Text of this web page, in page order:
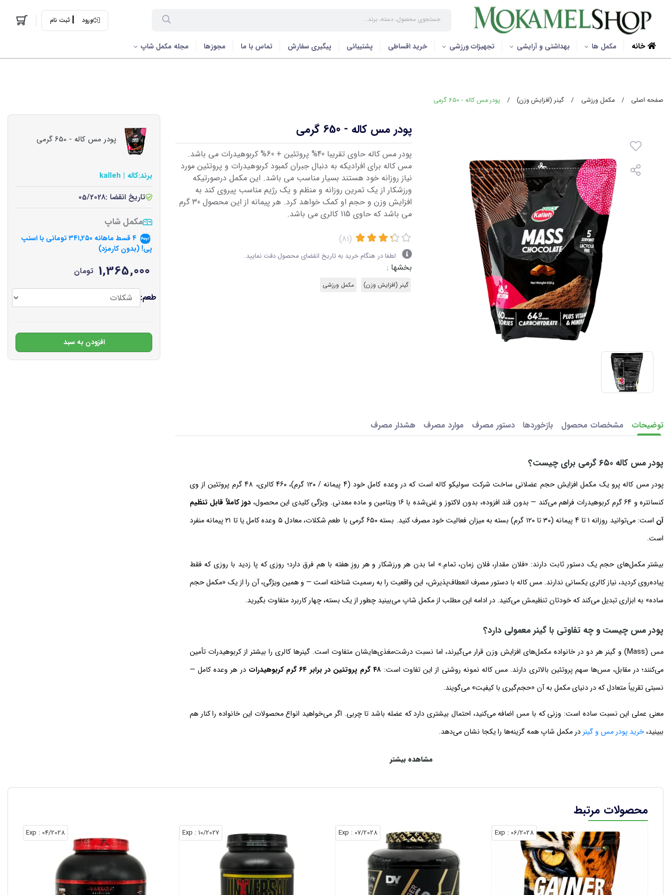
ورود ثبت نام
خانه مکمل ها بهداشتی و آرایشی تجهیزات ورزشی خرید اقساطی پشتیبانی پیگیری سفارش تماس با ما مجوزها مجله مکمل شاپ
صفحه اصلی / مکمل ورزشی / گینر (افزایش وزن) / پودر مس کاله - 650 گرمی
پودر مس کاله - 650 گرمی
پودر مس کاله حاوی تقریبا 40% پروتئین + 60% کربوهیدرات می باشد.
مس کاله برای افرادیکه به دنبال جبران کمبود کربوهیدرات و پروتئین مورد
نیاز روزانه خود هستند بسیار مناسب می باشد. این مکمل درصورتیکه
ورزشکار از یک تمرین روزانه و منظم و یک رژیم مناسب پیروی کند به
افزایش وزن و حجم او کمک خواهد کرد. هر پیمانه از این محصول 30 گرم
می باشد که حاوی 115 کالری می باشد.
(81)
لطفا در هنگام خرید به تاریخ انقضای محصول دقت نمایید.
بخشها :
گینر (افزایش وزن) مکمل ورزشی
توضیحات مشخصات محصول بازخوردها دستور مصرف موارد مصرف هشدار مصرف
پودر مس کاله ۶۵۰ گرمی برای چیست؟
پودر مس کاله پرو یک مکمل افزایش حجم عضلانی ساخت شرکت سولیکو کاله است که در وعده کامل خود (۴ پیمانه / ۱۲۰ گرم)، ۴۶۰ کالری، ۴۸ گرم پروتئین از وی
کنسانتره و ۶۴ گرم کربوهیدرات فراهم می‌کند — بدون قند افزوده، بدون لاکتوز و غنی‌شده با ۱۶ ویتامین و ماده معدنی. ویژگی کلیدی این محصول،
دوز کاملاً قابل تنظیم
آن
است: می‌توانید روزانه ۱ تا ۴ پیمانه (۳۰ تا ۱۲۰ گرم) بسته به میزان فعالیت خود مصرف کنید. بسته ۶۵۰ گرمی با طعم شکلات، معادل ۵ وعده کامل یا تا ۲۱ پیمانه منفرد
است.
بیشتر مکمل‌های حجم یک دستور ثابت دارند: «فلان مقدار، فلان زمان، تمام.» اما بدن هر ورزشکار و هر روزِ هفته با هم فرق دارد؛ روزی که پا زدید با روزی که فقط
پیاده‌روی کردید، نیاز کالری یکسانی ندارند. مس کاله با دستور مصرف انعطاف‌پذیرش، این واقعیت را به رسمیت شناخته است — و همین ویژگی، آن را از یک «مکمل حجم
ساده» به ابزاری تبدیل می‌کند که خودتان تنظیمش می‌کنید. در ادامه این مطلب از مکمل شاپ می‌بینید چطور از یک بسته، چهار کاربرد متفاوت بگیرید.
پودر مس چیست و چه تفاوتی با گینر معمولی دارد؟
مس (Mass) و گینر هر دو در خانواده مکمل‌های افزایش وزن قرار می‌گیرند، اما نسبت درشت‌مغذی‌هایشان متفاوت است. گینرها کالری را بیشتر از کربوهیدرات تأمین
می‌کنند؛ در مقابل، مس‌ها سهم پروتئین بالاتری دارند. مس کاله نمونه روشنی از این تفاوت است: ۴۸ گرم پروتئین در برابر ۶۴ گرم کربوهیدرات
در هر وعده کامل —
نسبتی تقریباً متعادل که در دنیای مکمل به آن «حجم‌گیری با کیفیت» می‌گویند.
معنی عملی این نسبت ساده است: وزنی که با مس اضافه می‌کنید، احتمال بیشتری دارد که عضله باشد تا چربی. اگر می‌خواهید انواع محصولات این خانواده را کنار هم
ببینید،خرید پودر مس و گینردر مکمل شاپ همه گزینه‌ها را یکجا نشان می‌دهد.
مقدار پودر کالری کربوهیدرات مناسب برای
۳۰ گرم ~۱۶ گرم میان‌وعده سبک، روزهای استراحت
۶۰ گرم ~۳۲ گرم تمرین متوسط، شروع دوره حجم
مشاهده بیشتر
پودر مس کاله - 650 گرمی
برند:کاله | kalleh
تاریخ انقضا :05/2028
مکمل شاپ
۳۴۱٬۲۵۰تومانی با اسنپ
پی! (بدون کارمزد)
1,365,000 تومان
طعم:
افزودن به سبد
محصولات مرتبط
06/2028
: Exp
07/2028
: Exp
10/2027
: Exp
04/2028
: Exp